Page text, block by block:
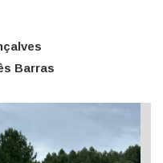
Barras